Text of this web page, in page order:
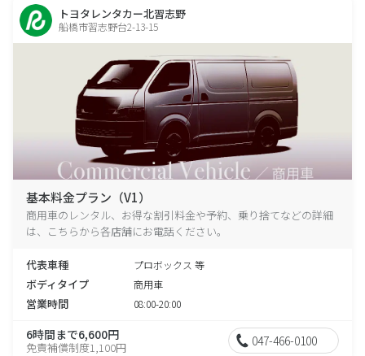
トヨタレンタカー北習志野
船橋市習志野台2-13-15
基本料金プラン（V1）
商用車のレンタル、お得な割引料金や予約、乗り捨てなどの詳細
は、こちらから各店舗にお電話ください。
代表車種 プロボックス 等
ボディタイプ 商用車
営業時間 08:00-20:00
6時間まで6,600円
免責補償制度1,100円 047-466-0100